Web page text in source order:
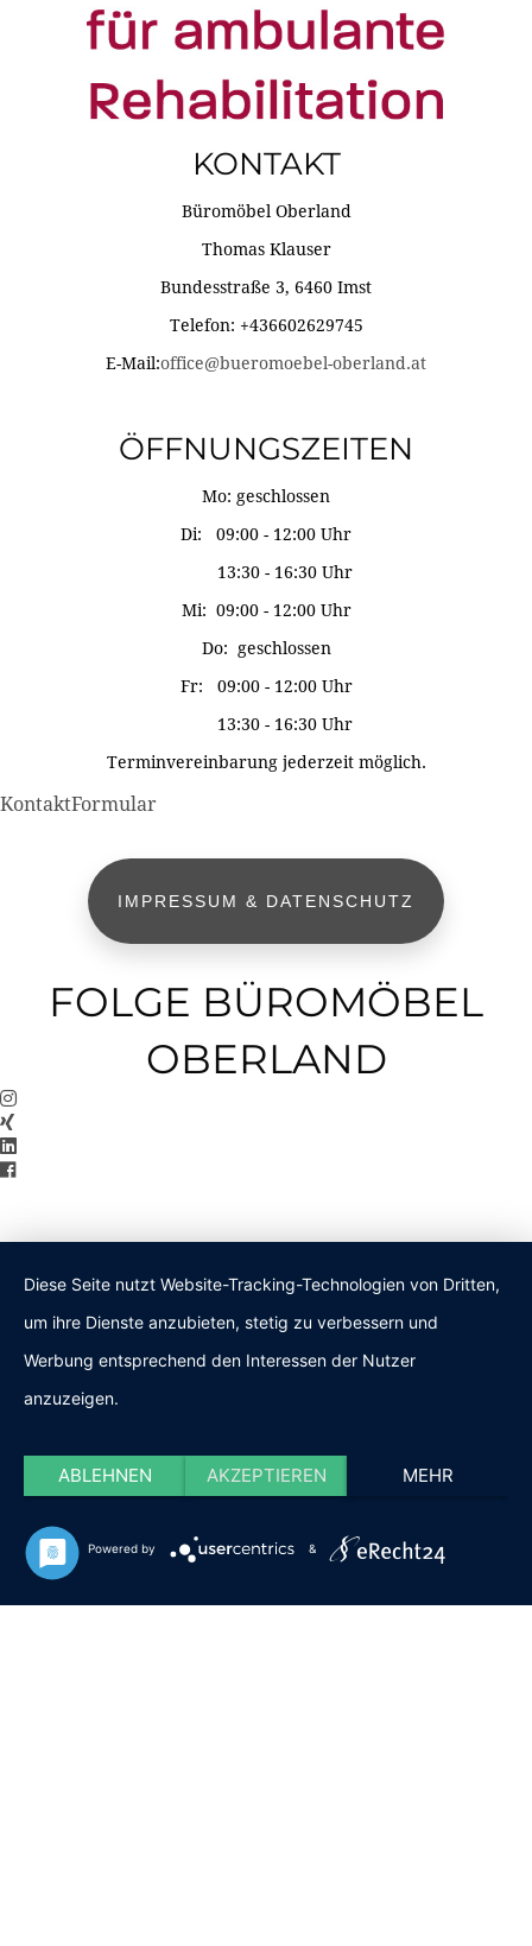
KONTAKT
Büromöbel Oberland
Thomas Klauser
Bundesstraße 3, 6460 Imst
Telefon: +436602629745
E-Mail:office@bueromoebel-oberland.at
ÖFFNUNGSZEITEN
Mo: geschlossen
Di: 09:00 - 12:00 Uhr
13:30 - 16:30 Uhr
Mi: 09:00 - 12:00 Uhr
Do: geschlossen
Fr: 09:00 - 12:00 Uhr
13:30 - 16:30 Uhr
Terminvereinbarung jederzeit möglich.
KontaktFormular
IMPRESSUM & DATENSCHUTZ
FOLGE BÜROMÖBEL
OBERLAND
Diese Seite nutzt Website-Tracking-Technologien von Dritten,
um ihre Dienste anzubieten, stetig zu verbessern und
Werbung entsprechend den Interessen der Nutzer
anzuzeigen.
ABLEHNEN AKZEPTIEREN MEHR
Powered by &